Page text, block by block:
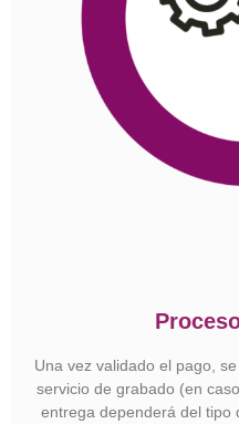
Una vez validado el pago,
servicio de grabado (en
entrega dependerá del tipo